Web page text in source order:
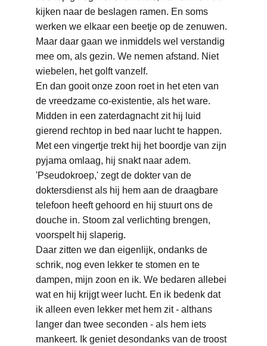
kijken naar de beslagen ramen. En soms
werken we elkaar een beetje op de zenuwen.
Maar daar gaan we inmiddels wel verstandig
mee om, als gezin. We nemen afstand. Niet
wiebelen, het golft vanzelf.
En dan gooit onze zoon roet in het eten van
de vreedzame co-existentie, als het ware.
Midden in een zaterdagnacht zit hij luid
gierend rechtop in bed naar lucht te happen.
Met een vingertje trekt hij het boordje van zijn
pyjama omlaag, hij snakt naar adem.
'Pseudokroep,' zegt de dokter van de
doktersdienst als hij hem aan de draagbare
telefoon heeft gehoord en hij stuurt ons de
douche in. Stoom zal verlichting brengen,
voorspelt hij slaperig.
Daar zitten we dan eigenlijk, ondanks de
schrik, nog even lekker te stomen en te
dampen, mijn zoon en ik. We bedaren allebei
wat en hij krijgt weer lucht. En ik bedenk dat
ik alleen even lekker met hem zit - althans
langer dan twee seconden - als hem iets
mankeert. Ik geniet desondanks van de troost